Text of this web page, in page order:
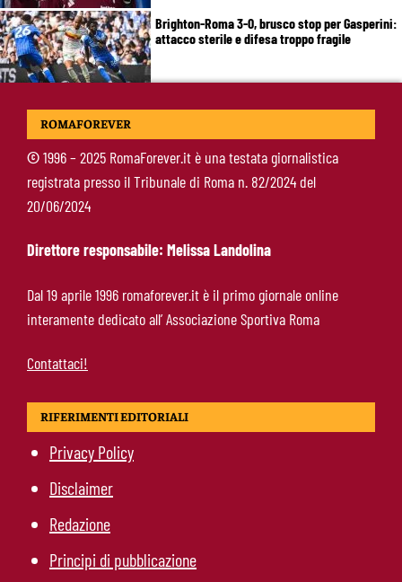
Brighton-Roma 3-0, brusco stop per Gasperini:
attacco sterile e difesa troppo fragile
McKennie sorprende tutti: “Il mio idolo era
Molina-Roma, arrivo oggi: il passaporto può
sbloccare un altro colpo
ROMAFOREVER
©1996 – 2025 RomaForever.it è una testata giornalistica
registrata presso il Tribunale di Roma n. 82/2024 del
20/06/2024
Direttore responsabile: Melissa Landolina
Dal 19 aprile 1996 romaforever.it è il primo giornale online
interamente dedicato all’ Associazione Sportiva Roma
Contattaci!
RIFERIMENTI EDITORIALI
Privacy Policy
Disclaimer
Redazione
Principi di pubblicazione